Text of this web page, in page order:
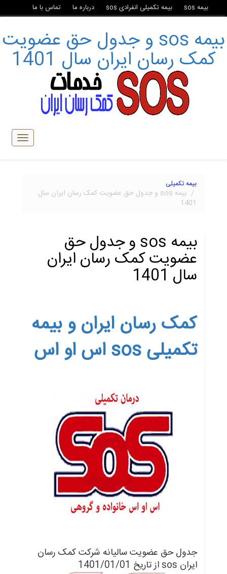
بیمه sos بیمه تکمیلی انفرادی sos درباره ما تماس با ما
بیمه sos و جدول حق عضویت
کمک رسان ایران سال 1401
تبدیل
ناوبری
بیمه تکمیلی
بیمه sos و جدول حق عضویت کمک رسان ایران سال
1401
بیمه sos و جدول حق
عضویت کمک رسان ایران
سال 1401
کمک رسان ایران و بیمه
تکمیلی sos اس او اس
جدول حق عضویت سالیانه شرکت کمک رسان
ایران sos از تاریخ
1401/01/01